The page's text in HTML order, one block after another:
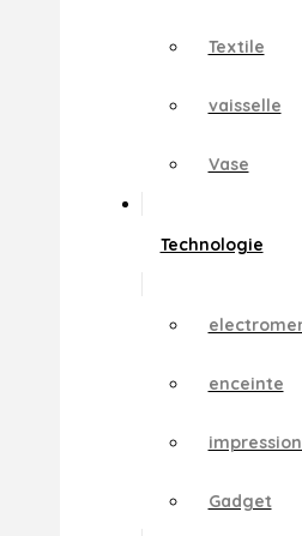
Textile
vaisselle
Vase
Technologie
enceinte
Gadget